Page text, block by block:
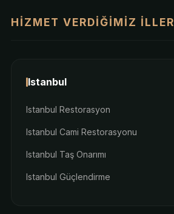
HIZMET VERDIĞIMIZ İLLER
Istanbul
Istanbul Restorasyon
Istanbul Cami Restorasyonu
Istanbul Taş Onarımı
Istanbul Güçlendirme